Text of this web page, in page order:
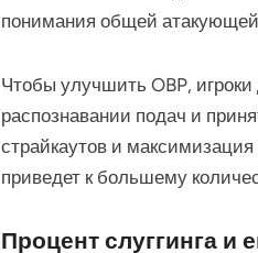
понимания общей атакующей
Чтобы улучшить OBP,
распознавании подач и
страйкаутов и
приведет к большему
Процент слуггинга и